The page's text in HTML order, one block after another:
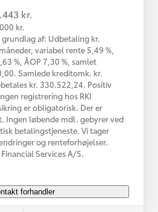
kr.
kr.
af: Udbetaling kr.
variabel rente 5,49 %,
%, ÅOP 7,30 %, samlet
Samlede kreditomk. kr.
kr. 330.522,24. Positiv
registrering hos RKI
er obligatorisk. Der er
Ingen løbende mdl. gebyrer ved
betalingstjeneste. Vi tager
og renteforhøjelser.
Services A/S.
forhandler